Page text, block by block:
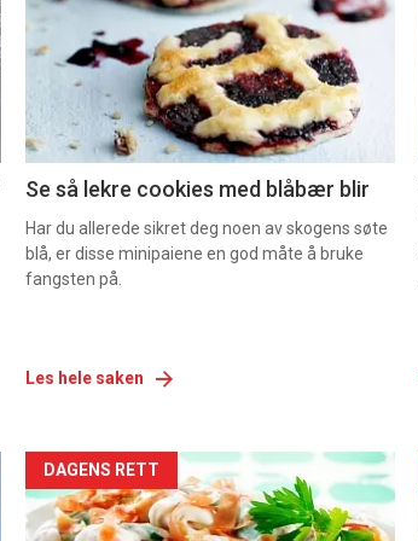
nå
2
Se så lekre cookies med blåbær blir
Har du allerede sikret deg noen av skogens søte
blå, er disse minipaiene en god måte å bruke
fangsten på.
Les hele saken
Forsiden
akkurat
DAGENS RETT